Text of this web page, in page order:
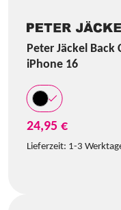
Peter Jäckel
iPhone 16
24,95 €
Lieferzeit: 1-3